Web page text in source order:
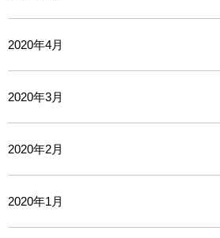
2020年4月
2020年3月
2020年2月
2020年1月